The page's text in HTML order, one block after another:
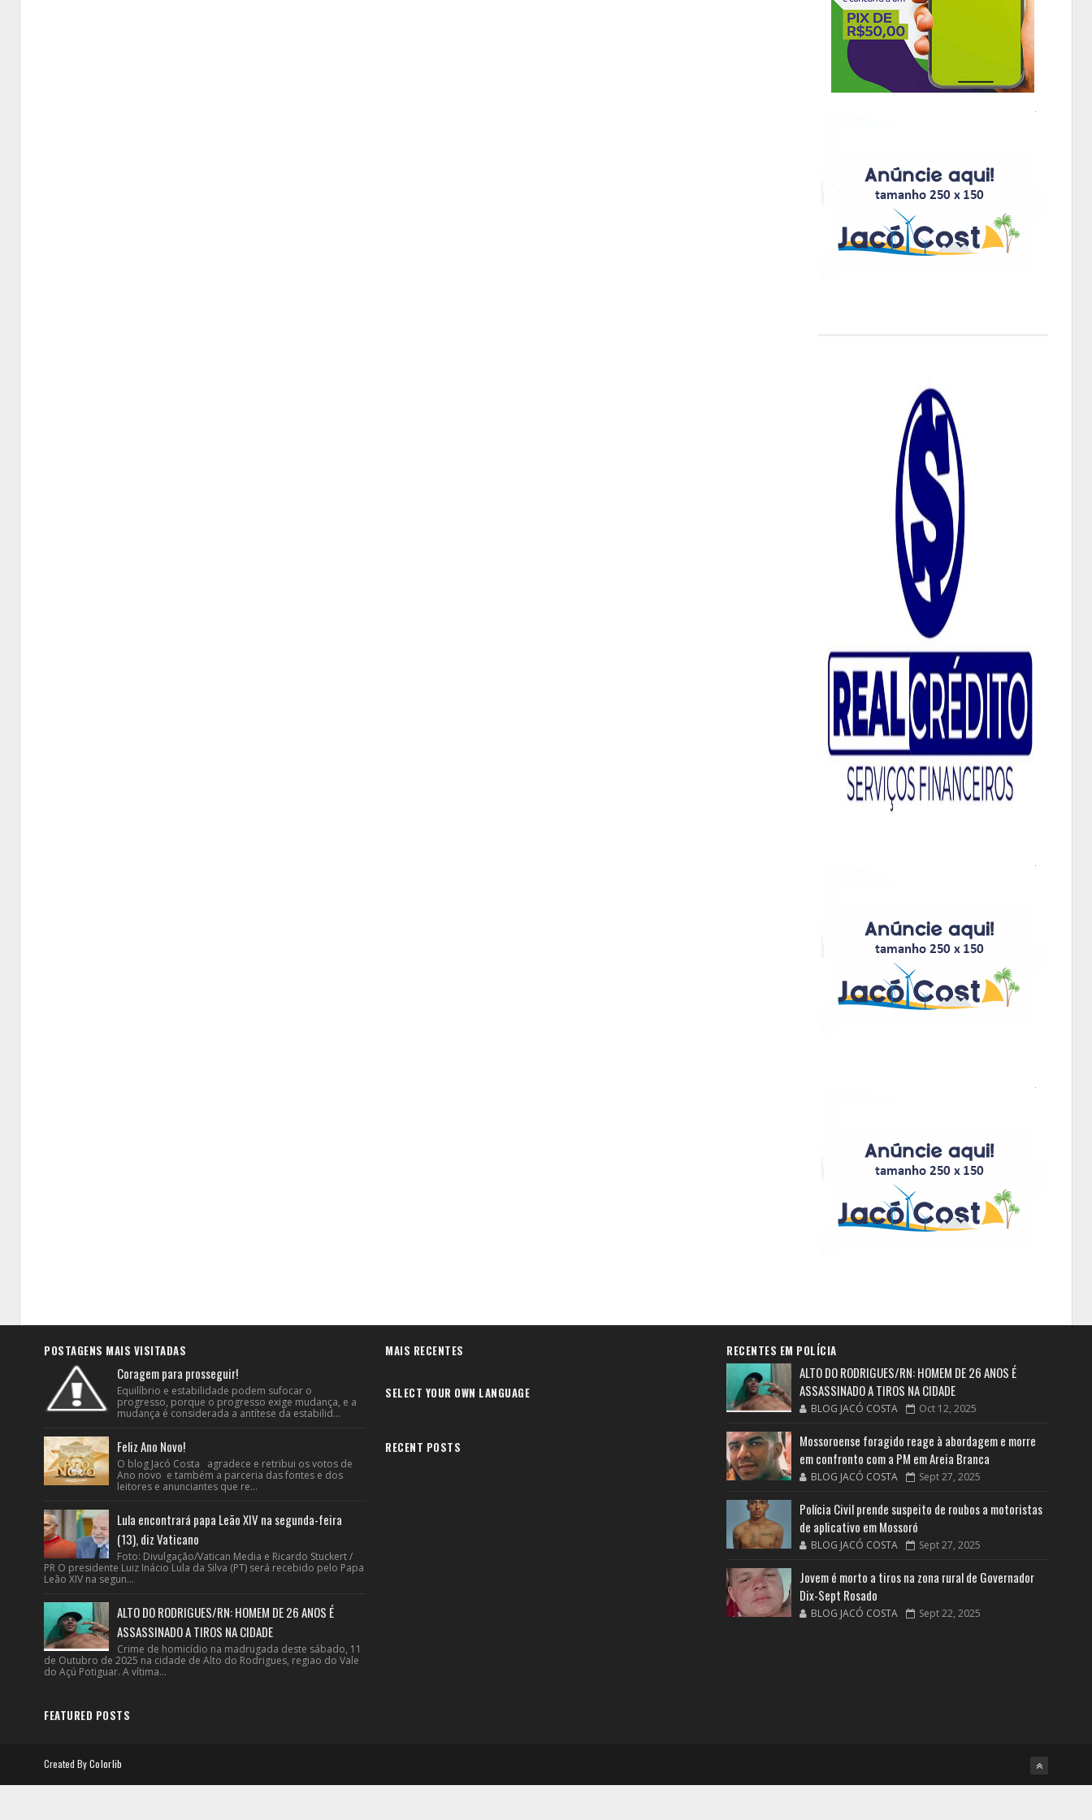
POSTAGENS MAIS VISITADAS
Coragem para prosseguir!
Equilíbrio e estabilidade podem sufocar o
progresso, porque o progresso exige mudança, e a
mudança é considerada a antítese da estabilid...
Feliz Ano Novo!
O blog Jacó Costa agradece e retribui os votos de
Ano novo e também a parceria das fontes e dos
leitores e anunciantes que re...
Lula encontrará papa Leão XIV na segunda-feira
(13), diz Vaticano
Foto: Divulgação/Vatican Media e Ricardo Stuckert /
PR O presidente Luiz Inácio Lula da Silva (PT) será recebido pelo Papa
Leão XIV na segun...
ALTO DO RODRIGUES/RN: HOMEM DE 26 ANOS É
ASSASSINADO A TIROS NA CIDADE
Crime de homicídio na madrugada deste sábado, 11
de Outubro de 2025 na cidade de Alto do Rodrigues, regiao do Vale
do Açú Potiguar. A vítima...
FEATURED POSTS
MAIS RECENTES
SELECT YOUR OWN LANGUAGE
RECENT POSTS
RECENTES EM POLÍCIA
ALTO DO RODRIGUES/RN: HOMEM DE 26 ANOS É
ASSASSINADO A TIROS NA CIDADE
BLOG JACÓ COSTA Oct 12, 2025
Mossoroense foragido reage à abordagem e morre
em confronto com a PM em Areia Branca
BLOG JACÓ COSTA Sept 27, 2025
Polícia Civil prende suspeito de roubos a motoristas
de aplicativo em Mossoró
BLOG JACÓ COSTA Sept 27, 2025
Jovem é morto a tiros na zona rural de Governador
Dix-Sept Rosado
BLOG JACÓ COSTA Sept 22, 2025
Created ByColorlib